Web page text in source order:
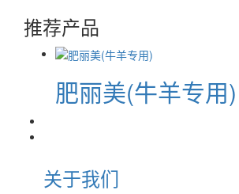
推荐产品
肥丽美(牛羊专用)
关于我们